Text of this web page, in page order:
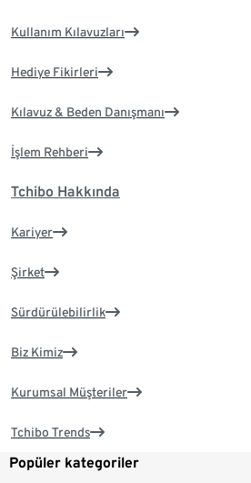
Kullanım Kılavuzları
Hediye Fikirleri
Kılavuz & Beden Danışmanı
İşlem Rehberi
Tchibo Hakkında
Kariyer
Şirket
Sürdürülebilirlik
Biz Kimiz
Kurumsal Müşteriler
Tchibo Trends
Popüler kategoriler